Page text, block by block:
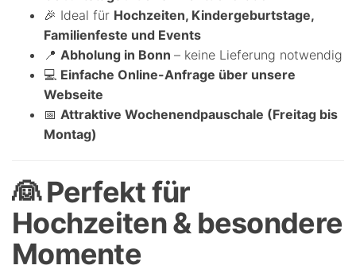
🎉 Ideal für Hochzeiten, Kindergeburtstage,
Familienfeste und Events
📍 Abholung in Bonn – keine Lieferung notwendig
💻 Einfache Online-Anfrage über unsere
Webseite
📅 Attraktive Wochenendpauschale (Freitag bis
Montag)
👰 Perfekt für
Hochzeiten & besondere
Momente